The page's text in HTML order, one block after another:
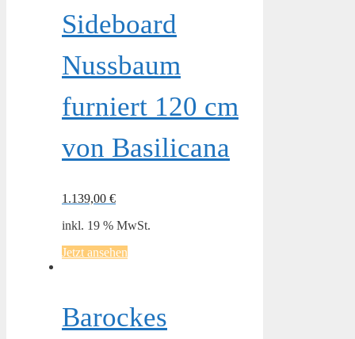
Sideboard
Nussbaum
furniert 120 cm
von Basilicana
1.139,00 €
inkl. 19 % MwSt.
Jetzt ansehen
Barockes